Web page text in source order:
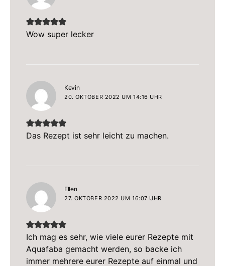
Wow super lecker
Kevin
20. OKTOBER 2022 UM 14:16 UHR
Das Rezept ist sehr leicht zu machen.
Ellen
27. OKTOBER 2022 UM 16:07 UHR
Ich mag es sehr, wie viele eurer Rezepte mit
Aquafaba gemacht werden, so backe ich
immer mehrere eurer Rezepte auf einmal und